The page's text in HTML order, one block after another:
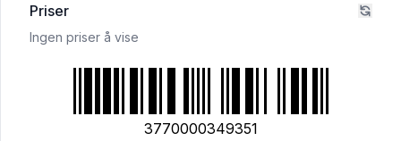
Priser
Ingen priser å vise
3770000349351